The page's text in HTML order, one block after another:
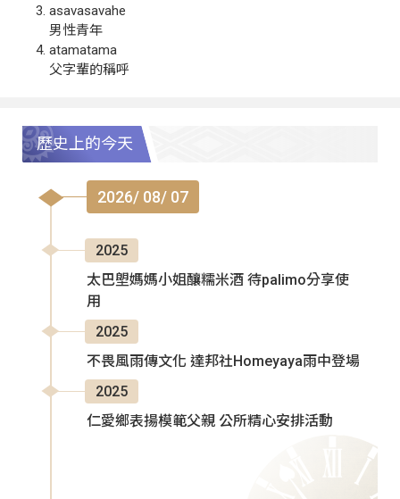
asavasavahe
男性青年
atamatama
父字輩的稱呼
歷史上的今天
2026/ 08/ 07
2025
太巴塱媽媽小姐釀糯米酒 待palimo分享使
用
2025
不畏風雨傳文化 達邦社Homeyaya雨中登場
2025
仁愛鄉表揚模範父親 公所精心安排活動